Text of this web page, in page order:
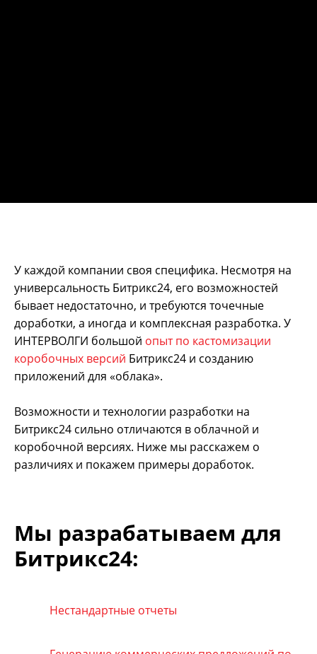
У каждой компании своя специфика. Несмотря на
универсальность Битрикс24, его возможностей
бывает недостаточно, и требуются точечные
доработки, а иногда и комплексная разработка. У
ИНТЕРВОЛГИ большой опыт по кастомизации
коробочных версий Битрикс24 и созданию
приложений для «облака».
Возможности и технологии разработки на
Битрикс24 сильно отличаются в облачной и
коробочной версиях. Ниже мы расскажем о
различиях и покажем примеры доработок.
Мы разрабатываем для
Битрикс24:
Нестандартные отчеты